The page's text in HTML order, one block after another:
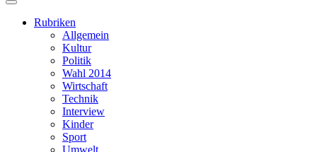
Suchfeld
ein-/ausblenden
Rubriken
Allgemein
Kultur
Politik
Wahl 2014
Wirtschaft
Technik
Interview
Kinder
Sport